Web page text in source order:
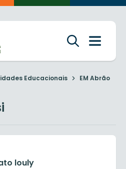
Educacionais
EM Abrão
louly